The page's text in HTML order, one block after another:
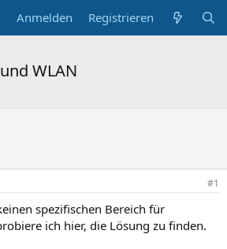
Anmelden Registrieren
WLAN
#1
spezifischen Bereich für
ich hier, die Lösung zu finden.